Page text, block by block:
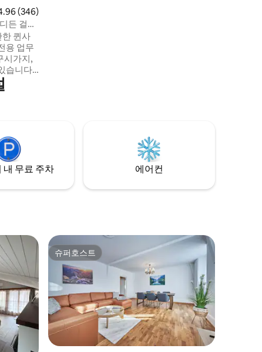
4.96점(5점 만점), 후기 346개
(346)
든 걸어
한 퀸사
용 업무
시가지,
습니다.
보로 이
4분 🚌
!
내 무료 주차 에어컨
슈퍼호스트
슈퍼호스트